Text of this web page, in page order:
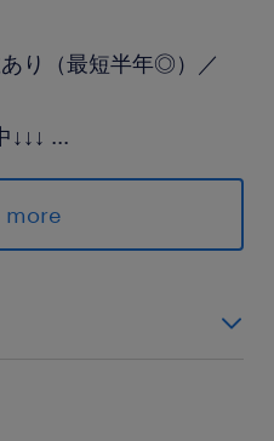
り（最短半年◎）／
↓↓↓ ...
カジュアル勤務
リーディングカンパニ
ョンサービスなど資産
more